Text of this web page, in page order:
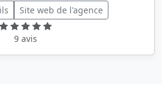
Site web de l'agence
9 avis